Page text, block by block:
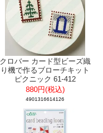
クロバー カード型ビーズ織
り機で作るブローチキット
ピクニック 61-412
880円(税込)
4901316614126